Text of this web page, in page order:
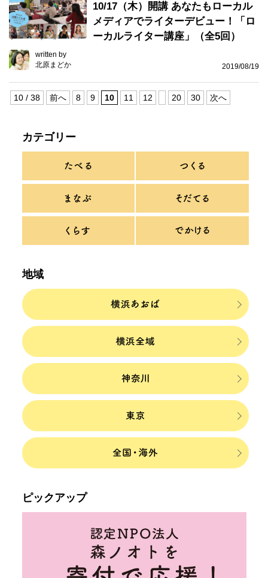
10/17（木）開講 あなたもローカル
メディアでライターデビュー！「ロ
ーカルライター講座」（全5回）
written by
北原まどか
2019/08/19
10 / 38 前へ 8 9 10 11 12 20 30 次へ
カテゴリー
地域
ピックアップ